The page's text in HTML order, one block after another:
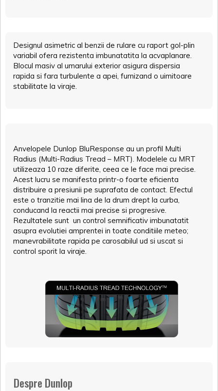
Designul asimetric al benzii de rulare cu raport gol-plin
variabil ofera rezistenta imbunatatita la acvaplanare.
Blocul masiv al umarului exterior asigura dispersia
rapida si fara turbulente a apei, furnizand o uimitoare
stabilitate la viraje.
Anvelopele Dunlop BluResponse au un profil Multi
Radius (Multi-Radius Tread – MRT). Modelele cu MRT
utilizeaza 10 raze diferite, ceea ce le face mai precise.
Acest lucru se manifesta printr-o foarte eficienta
distribuire a presiunii pe suprafata de contact. Efectul
este o tranzitie mai lina de la drum drept la curba,
conducand la reactii mai precise si progresive.
Rezultatele sunt un control semnificativ imbunatatit
asupra evolutiei amprentei in toate conditiile meteo;
manevrabilitate rapida pe carosabilul ud si uscat si
control sporit la viraje.
Despre Dunlop